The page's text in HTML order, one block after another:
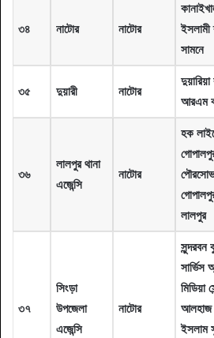
৩৪ নাটোর নাটোর
ইসলামী
সামনে
৩৫ দুয়ারী নাটোর
আরএম
৩৬
লালপুর থানা
এজেন্সি
নাটোর
হক
লালপুর
৩৭
সিংড়া
উপজেলা
এজেন্সি
নাটোর
সুন্দরবন
সার্ভিস
মিডিয়া
আলহাজ
ইসলাম